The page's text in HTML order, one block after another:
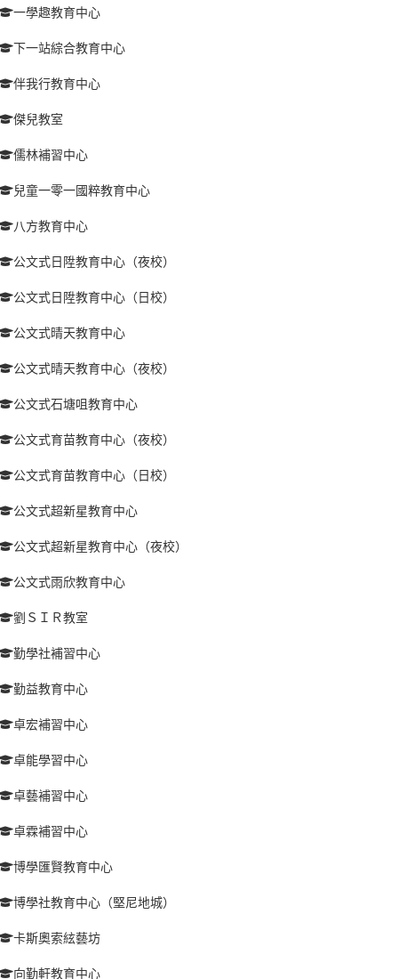
一學趣教育中心
下一站綜合教育中心
伴我行教育中心
傑兒教室
儒林補習中心
兒童一零一國粹教育中心
八方教育中心
公文式日陞教育中心（夜校）
公文式日陞教育中心（日校）
公文式晴天教育中心
公文式晴天教育中心（夜校）
公文式石塘咀教育中心
公文式育苗教育中心（夜校）
公文式育苗教育中心（日校）
公文式超新星教育中心
公文式超新星教育中心（夜校）
公文式雨欣教育中心
劉ＳＩＲ教室
勤學社補習中心
勤益教育中心
卓宏補習中心
卓能學習中心
卓藝補習中心
卓霖補習中心
博學匯賢教育中心
博學社教育中心（堅尼地城）
卡斯奧索絃藝坊
向勤軒教育中心